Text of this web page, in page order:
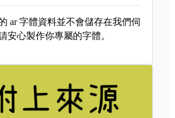
ar 字體資料並不會儲存在我們伺
安心製作你專屬的字體。